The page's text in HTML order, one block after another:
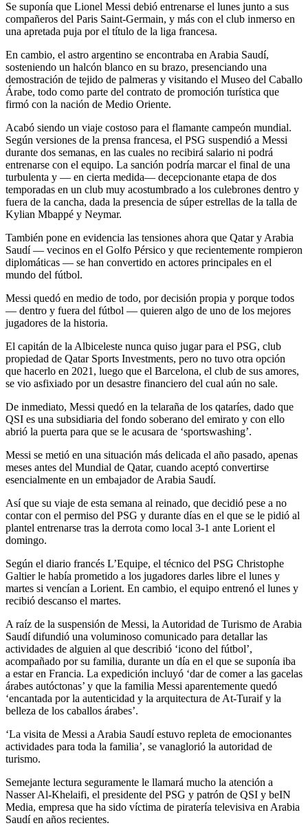
Se suponía que Lionel Messi debió entrenarse el lunes junto a sus
compañeros del Paris Saint-Germain, y más con el club inmerso en
una apretada puja por el título de la liga francesa.
En cambio, el astro argentino se encontraba en Arabia Saudí,
sosteniendo un halcón blanco en su brazo, presenciando una
demostración de tejido de palmeras y visitando el Museo del Caballo
Árabe, todo como parte del contrato de promoción turística que
firmó con la nación de Medio Oriente.
Acabó siendo un viaje costoso para el flamante campeón mundial.
Según versiones de la prensa francesa, el PSG suspendió a Messi
durante dos semanas, en las cuales no recibirá salario ni podrá
entrenarse con el equipo. La sanción podría marcar el final de una
turbulenta y — en cierta medida— decepcionante etapa de dos
temporadas en un club muy acostumbrado a los culebrones dentro y
fuera de la cancha, dada la presencia de súper estrellas de la talla de
Kylian Mbappé y Neymar.
También pone en evidencia las tensiones ahora que Qatar y Arabia
Saudí — vecinos en el Golfo Pérsico y que recientemente rompieron
diplomáticas — se han convertido en actores principales en el
mundo del fútbol.
Messi quedó en medio de todo, por decisión propia y porque todos
— dentro y fuera del fútbol — quieren algo de uno de los mejores
jugadores de la historia.
El capitán de la Albiceleste nunca quiso jugar para el PSG, club
propiedad de Qatar Sports Investments, pero no tuvo otra opción
que hacerlo en 2021, luego que el Barcelona, el club de sus amores,
se vio asfixiado por un desastre financiero del cual aún no sale.
De inmediato, Messi quedó en la telaraña de los qataríes, dado que
QSI es una subsidiaria del fondo soberano del emirato y con ello
abrió la puerta para que se le acusara de ‘sportswashing’.
Messi se metió en una situación más delicada el año pasado, apenas
meses antes del Mundial de Qatar, cuando aceptó convertirse
esencialmente en un embajador de Arabia Saudí.
Así que su viaje de esta semana al reinado, que decidió pese a no
contar con el permiso del PSG y durante días en el que se le pidió al
plantel entrenarse tras la derrota como local 3-1 ante Lorient el
domingo.
Según el diario francés L’Equipe, el técnico del PSG Christophe
Galtier le había prometido a los jugadores darles libre el lunes y
martes si vencían a Lorient. En cambio, el equipo entrenó el lunes y
recibió descanso el martes.
A raíz de la suspensión de Messi, la Autoridad de Turismo de Arabia
Saudí difundió una voluminoso comunicado para detallar las
actividades de alguien al que describió ‘icono del fútbol’,
acompañado por su familia, durante un día en el que se suponía iba
a estar en Francia. La expedición incluyó ‘dar de comer a las gacelas
árabes autóctonas’ y que la familia Messi aparentemente quedó
‘encantada por la autenticidad y la arquitectura de At-Turaif y la
belleza de los caballos árabes’.
‘La visita de Messi a Arabia Saudí estuvo repleta de emocionantes
actividades para toda la familia’, se vanaglorió la autoridad de
turismo.
Semejante lectura seguramente le llamará mucho la atención a
Nasser Al-Khelaifi, el presidente del PSG y patrón de QSI y beIN
Media, empresa que ha sido víctima de piratería televisiva en Arabia
Saudí en años recientes.